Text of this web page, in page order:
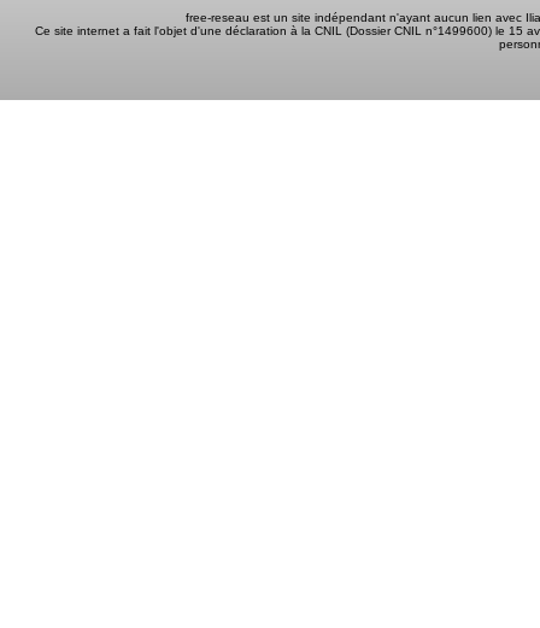
free-reseau est un site indépendant n'ayant aucun lien avec
Ce site internet a fait l'objet d'une déclaration à la CNIL (Dossier CNIL n°1499600) le 15